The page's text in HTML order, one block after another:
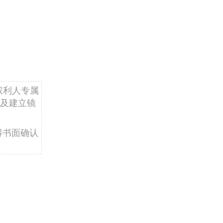
人专属
建立镜
书面确认